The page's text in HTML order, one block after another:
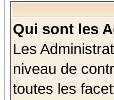
Qui sont les
Les
niveau de
toutes les